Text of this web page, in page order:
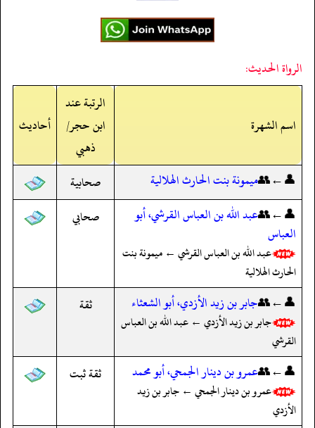
الرواة الحديث:
اسم الشهرة
الرتبة عند
ابن حجر/
ذهبي
أحاديث
👤←👥ميمونة بنت الحارث الهلالية
صحابية
👤←👥عبد الله بن العباس القرشي، أبو
العباس
عبد الله بن العباس القرشي ← ميمونة بنت
الحارث الهلالية
صحابي
👤←👥جابر بن زيد الأزدي، أبو الشعثاء
جابر بن زيد الأزدي ← عبد الله بن العباس
القرشي
ثقة
👤←👥عمرو بن دينار الجمحي، أبو محمد
عمرو بن دينار الجمحي ← جابر بن زيد
الأزدي
ثقة ثبت